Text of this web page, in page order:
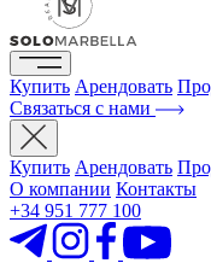
Купить Арендовать
Связаться с нами
Купить Арендовать
О компании Контакты
+34 951 777 100